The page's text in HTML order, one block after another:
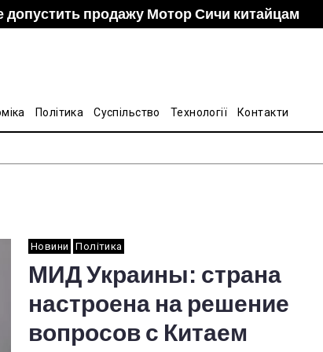
допустить продажу Мотор Сичи китайцам
украинско-китайской Подкомиссии по
и DCH Group подали новую заявку в АМКУ о
на стальные трубы из Китая
Політика Суспільство Технології Контакти
Новини Політика
МИД Украины: страна
настроена на решение
вопросов с Китаем